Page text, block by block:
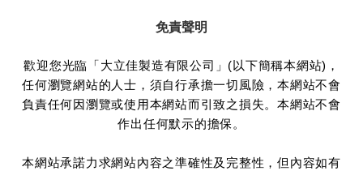
免責聲明
歡迎您光臨「大立佳製造有限公司」(以下簡稱本網站)，
任何瀏覽網站的人士，須自行承擔一切風險，本網站不會
負責任何因瀏覽或使用本網站而引致之損失。本網站不會
作出任何默示的擔保。
本網站承諾力求網站內容之準確性及完整性，但內容如有